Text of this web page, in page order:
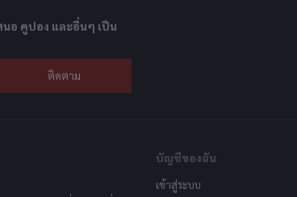
อ คูปอง และอื่นๆ เป็น
ติดตาม
บัญชีของฉัน
เข้าสู่ระบบ